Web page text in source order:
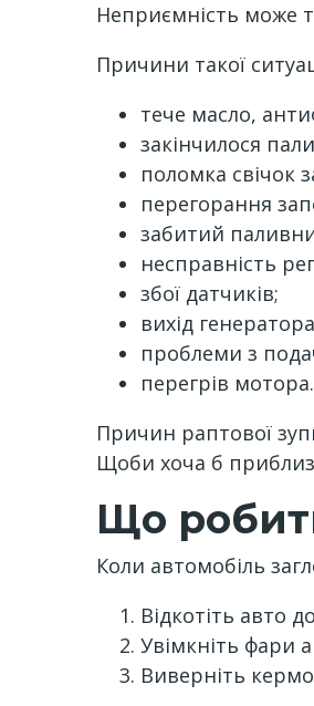
Неприємність може
Причини такої
тече масло,
закінчилося
поломка свічок
перегорання
забитий
несправність
збої датчиків;
вихід
проблеми з
перегрів мотора.
Причин раптової
Щоби хоча б
Що
Коли автомобіль
Відкотіть авто
Увімкніть фари
Виверніть